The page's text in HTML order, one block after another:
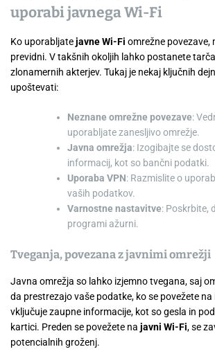
uporabi javnega Wi-Fi
Ko uporabljatejavne Wi-Fi omrežne povezave,
previdni. V takšnih okoljih lahko postanete
zlonamernih akterjev. Tukaj je nekaj ključnih
upoštevati:
Neznane omrežne povezave:
uporabljate zanesljivo omrežje.
Javna omrežja: Izogibajte se
informacij, kot so bančni podatki.
Uporaba VPN: Razmislite o
vaših podatkov.
Varnostne nastavitve: Poskrbite,
programi ažurni.
Tveganja, povezana z javnimi omrežji
Javna omrežja so lahko izjemno tvegana, saj
da prestrezajo vaše podatke, ko se povežete
vključuje zaupne informacije, kot so gesla in
kartici. Preden se povežete na javni Wi-Fi, se
potencialnih groženj.